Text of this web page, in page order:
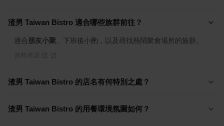
渣男 Taiwan Bistro 適合哪些族群前往？
適合 朋友小聚 、下班後小酌，以及尋找熱鬧聚會場所的族群。
渣男 Taiwan Bistro 的店名有何特別之處？
渣男 Taiwan Bistro 的用餐環境氛圍如何？